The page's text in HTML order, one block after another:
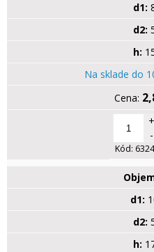
d1:
d2:
h:
Na sklade do
+
-
Kód:
d1:
d2:
h: